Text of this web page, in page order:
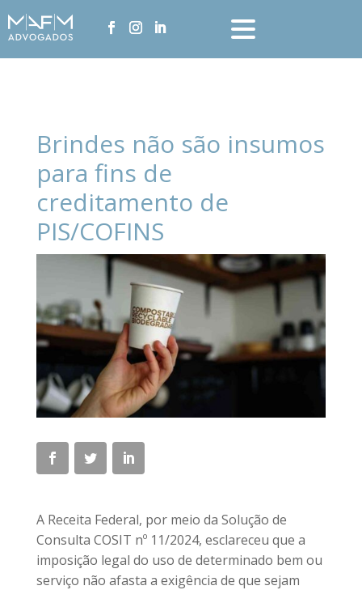
Brindes não são insumos
para fins de
creditamento de
PIS/COFINS
A Receita Federal, por meio da Solução de
Consulta COSIT nº 11/2024, esclareceu que a
imposição legal do uso de determinado bem ou
serviço não afasta a exigência de que sejam